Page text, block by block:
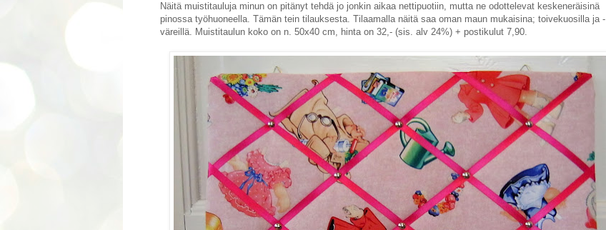
Näitä muistitauluja minun on pitänyt tehdä jo jonkin aikaa nettipuotiin, mutta ne odottelevat keskeneräisinä
pinossa työhuoneella. Tämän tein tilauksesta. Tilaamalla näitä saa oman maun mukaisina; toivekuosilla ja -
väreillä. Muistitaulun koko on n. 50x40 cm, hinta on 32,- (sis. alv 24%) + postikulut 7,90.